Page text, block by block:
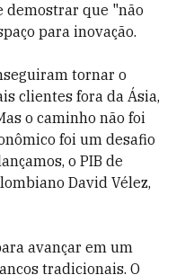
demostrar que "não
para inovação.
tornar o
clientes fora da Ásia,
o caminho não foi
foi um desafio
o PIB de
David Vélez,
avançar em um
tradicionais. O